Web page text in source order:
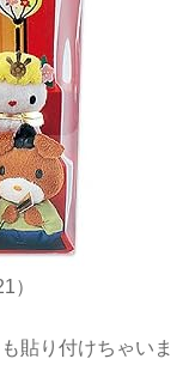
）
貼り付けちゃいま